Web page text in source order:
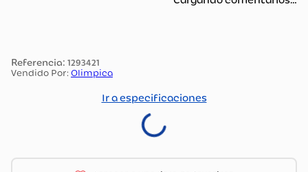
: 1293421
Vendido Por: Olimpica
Ir a especificaciones